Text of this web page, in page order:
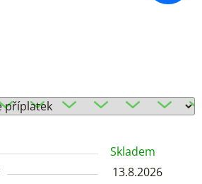
Skladem
13.8.2026